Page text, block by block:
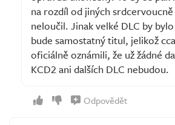
na rozdíl od jiných srdcervoucně
neloučil. Jinak velké DLC by
bude samostatný titul, jelikož
oficiálně oznámili, že už žádné
KCD2 ani dalších DLC nebudou.
Odpovědět